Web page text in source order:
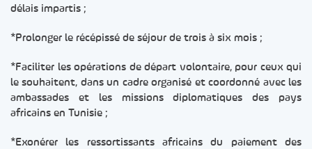
délais impartis ;
*Prolonger le récépissé de séjour de trois à six mois ;
*Faciliter les opérations de départ volontaire, pour ceux qui
le souhaitent, dans un cadre organisé et coordonné avec les
ambassades et les missions diplomatiques des pays
africains en Tunisie ;
*Exonérer les ressortissants africains du paiement des